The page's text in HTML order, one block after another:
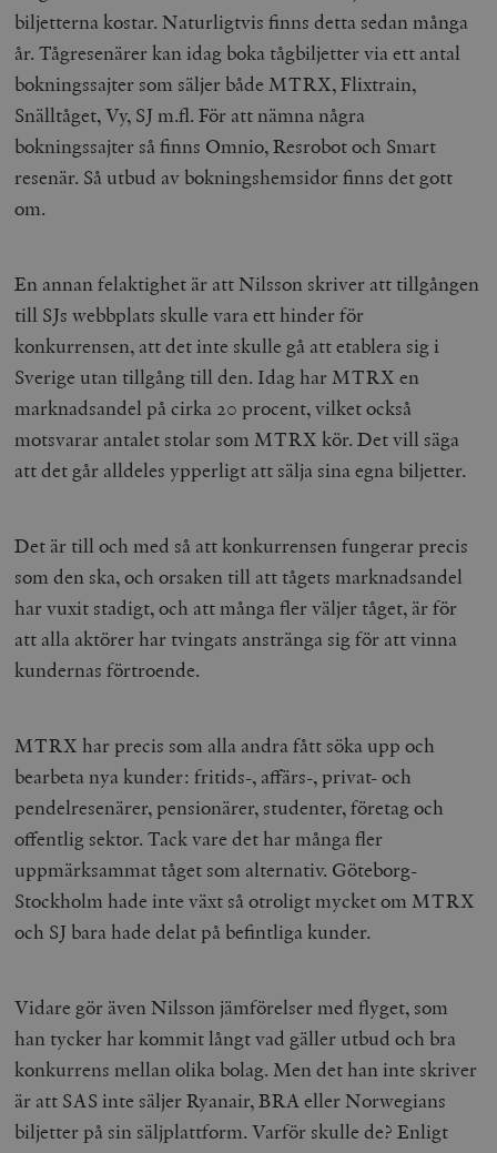
biljetterna kostar. Naturligtvis finns detta sedan många
år. Tågresenärer kan idag boka tågbiljetter via ett antal
bokningssajter som säljer både MTRX, Flixtrain,
Snälltåget, Vy, SJ m.fl. För att nämna några
bokningssajter så finns Omnio, Resrobot och Smart
resenär. Så utbud av bokningshemsidor finns det gott
om.
En annan felaktighet är att Nilsson skriver att tillgången
till SJs webbplats skulle vara ett hinder för
konkurrensen, att det inte skulle gå att etablera sig i
Sverige utan tillgång till den. Idag har MTRX en
marknadsandel på cirka 20 procent, vilket också
motsvarar antalet stolar som MTRX kör. Det vill säga
att det går alldeles ypperligt att sälja sina egna biljetter.
Det är till och med så att konkurrensen fungerar precis
som den ska, och orsaken till att tågets marknadsandel
har vuxit stadigt, och att många fler väljer tåget, är för
att alla aktörer har tvingats anstränga sig för att vinna
kundernas förtroende.
MTRX har precis som alla andra fått söka upp och
bearbeta nya kunder: fritids-, affärs-, privat- och
pendelresenärer, pensionärer, studenter, företag och
offentlig sektor. Tack vare det har många fler
uppmärksammat tåget som alternativ. Göteborg-
Stockholm hade inte växt så otroligt mycket om MTRX
och SJ bara hade delat på befintliga kunder.
Vidare gör även Nilsson jämförelser med flyget, som
han tycker har kommit långt vad gäller utbud och bra
konkurrens mellan olika bolag. Men det han inte skriver
är att SAS inte säljer Ryanair, BRA eller Norwegians
biljetter på sin säljplattform. Varför skulle de? Enligt